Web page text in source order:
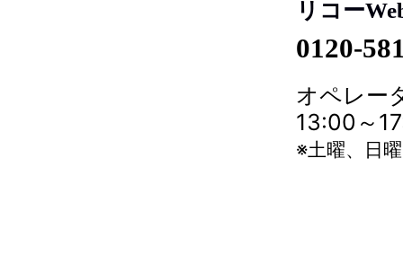
リコー
0120-
オペレー
13:00～
※土曜、日